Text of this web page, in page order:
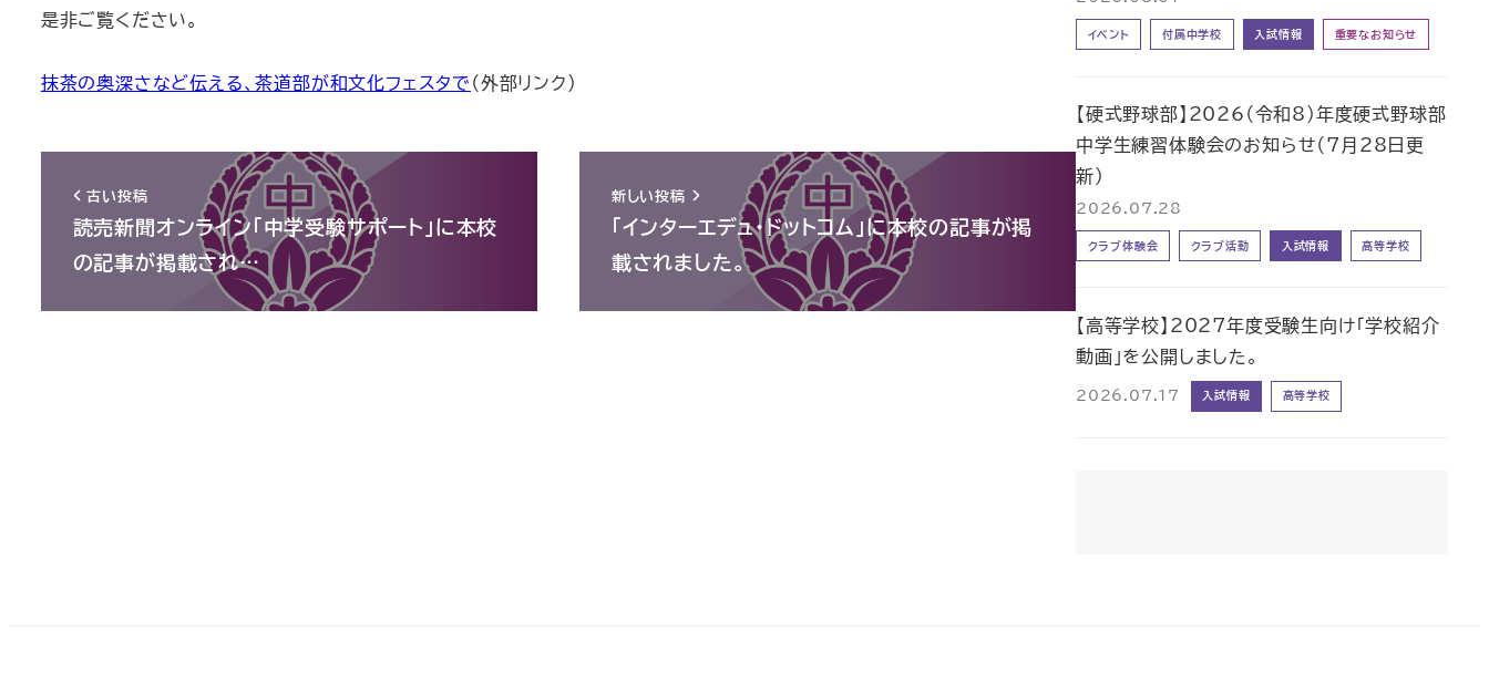
是非ご覧ください。
抹茶の奥深さなど伝える、茶道部が和文化フェスタで （外部リンク）
古い投稿
読売新聞オンライン「中学受験サポート」に本校
の記事が掲載され…
新しい投稿
「インターエデュ・ドットコム」に本校の記事が掲
載されました。
イベント 付属中学校 入試情報 重要なお知らせ
【硬式野球部】2026（令和8）年度硬式野球部
中学生練習体験会のお知らせ（7月28日更
新）
2026.07.28
クラブ体験会 クラブ活動 入試情報 高等学校
【高等学校】2027年度受験生向け「学校紹介
動画」を公開しました。
2026.07.17 入試情報 高等学校